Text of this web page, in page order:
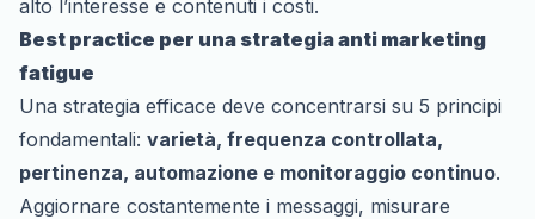
alto l’interesse e contenuti i costi.
Best practice per una strategia anti marketing
fatigue
Una strategia efficace deve concentrarsi su 5 principi
fondamentali: varietà, frequenza controllata,
pertinenza, automazione e monitoraggio continuo.
Aggiornare costantemente i messaggi, misurare